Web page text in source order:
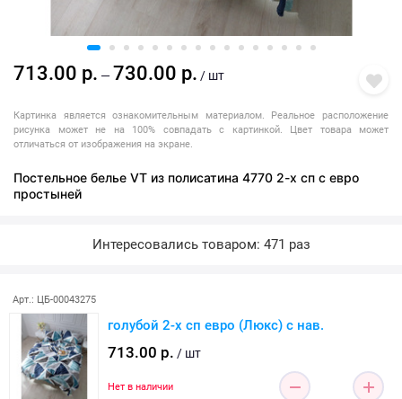
713.00 р. —730.00 р. / шт
Картинка является ознакомительным материалом. Реальное расположение
рисунка может не на 100% совпадать с картинкой. Цвет товара может
отличаться от изображения на экране.
Постельное белье VT из полисатина 4770 2-х сп с евро
простыней
Интересовались товаром: 471 раз
Арт.: ЦБ-00043275
голубой 2-х сп евро (Люкс) с нав.
713.00 р. / шт
Нет в наличии